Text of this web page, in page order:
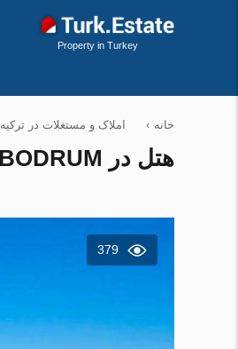
Property in Turkey
خانه › املاک و مستغلات در ترکیه
هتل در BODRUM ، ترکیه 5000 متر مربع. شماره 178967
379